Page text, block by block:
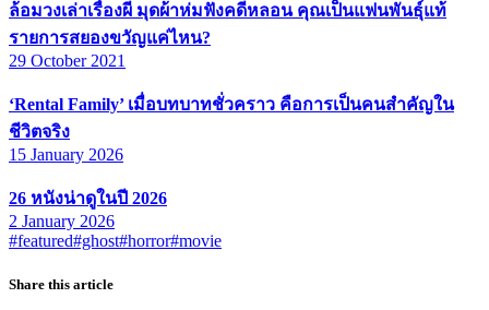
ล้อมวงเล่าเรื่องผี มุดผ้าห่มฟังคดีหลอน คุณเป็นแฟนพันธุ์แท้
รายการสยองขวัญแค่ไหน?
29 October 2021
‘Rental Family’ เมื่อบทบาทชั่วคราว คือการเป็นคนสำคัญใน
ชีวิตจริง
15 January 2026
26 หนังน่าดูในปี 2026
2 January 2026
#featured#ghost#horror#movie
Share this article